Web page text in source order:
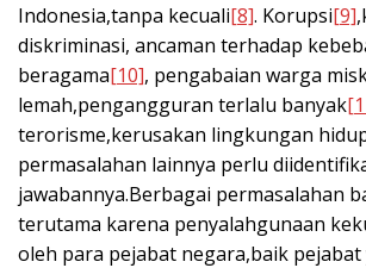
Indonesia,tanpa kecuali[8]. Korupsi[9]
diskriminasi, ancaman terhadap
beragama[10], pengabaian warga
lemah,pengangguran terlalu banyak
terorisme,kerusakan lingkungan
permasalahan lainnya perlu
jawabannya.Berbagai permasalahan
terutama karena penyalahgunaan
oleh para pejabat negara,baik